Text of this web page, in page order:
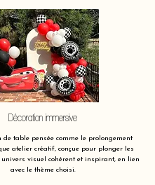
Décoration immersive
de table pensée comme le prolongement
atelier créatif, conçue pour plonger les
visuel cohérent et inspirant, en lien
avec le thème choisi.